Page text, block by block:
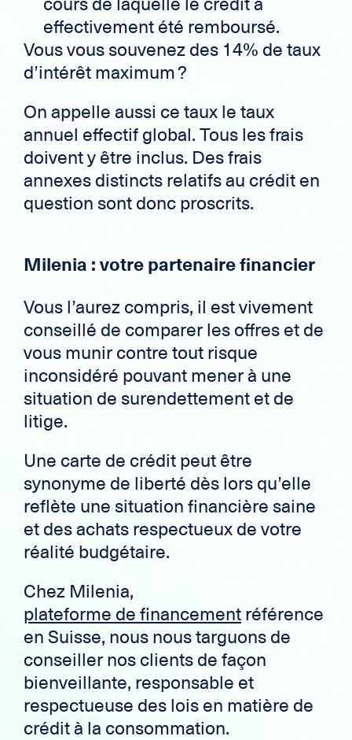
effectivement été remboursé.
Vous vous souvenez des 14% de taux
d’intérêt maximum ?
On appelle aussi ce taux le taux
annuel effectif global. Tous les frais
doivent y être inclus. Des frais
annexes distincts relatifs au crédit en
question sont donc proscrits.
Milenia : votre partenaire financier
Vous l’aurez compris, il est vivement
conseillé de comparer les offres et de
vous munir contre tout risque
inconsidéré pouvant mener à une
situation de surendettement et de
litige.
Une carte de crédit peut être
synonyme de liberté dès lors qu’elle
reflète une situation financière saine
et des achats respectueux de votre
réalité budgétaire.
Chez Milenia,
plateforme de financement référence
en Suisse, nous nous targuons de
conseiller nos clients de façon
bienveillante, responsable et
respectueuse des lois en matière de
crédit à la consommation.